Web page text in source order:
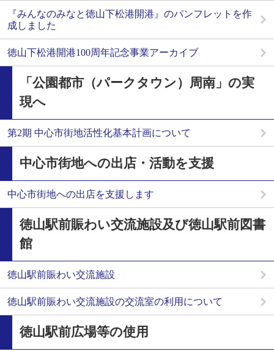
『みんなのみなと徳山下松港開港』のパンフレットを作
成しました
徳山下松港開港100周年記念事業アーカイブ
「公園都市（パークタウン）周南」の実
現へ
第2期 中心市街地活性化基本計画について
中心市街地への出店・活動を支援
中心市街地への出店を支援します
徳山駅前賑わい交流施設及び徳山駅前図書
館
徳山駅前賑わい交流施設
徳山駅前賑わい交流施設の交流室の利用について
徳山駅前広場等の使用